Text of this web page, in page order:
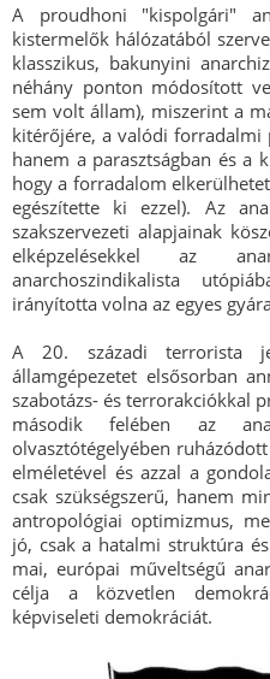
A proudhoni "kispolgári"
kistermelők hálózatából
klasszikus, bakunyini
néhány ponton módosított
sem volt állam), miszerint a
kitérőjére, a valódi forradalmi
hanem a parasztságban és a
hogy a forradalom
egészítette ki ezzel). Az
szakszervezeti alapjainak
elképzelésekkel az
anarchoszindikalista
irányította volna az egyes
A 20. századi terrorista
államgépezetet elsősorban
szabotázs- és terrorakciókkal
második felében az
olvasztótégelyében
elméletével és azzal a
csak szükségszerű, hanem
antropológiai optimizmus,
jó, csak a hatalmi struktúra
mai, európai műveltségű
célja a közvetlen
képviseleti demokráciát.